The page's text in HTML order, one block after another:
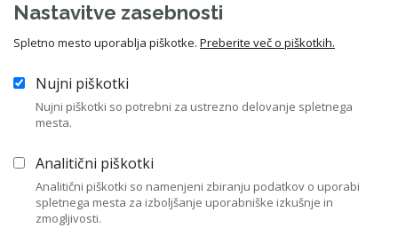
26. 11. 2026 od 08:30
Seminar
Vsi dogodki
Sorodne novice
Nastavitve zasebnosti
Spletno mesto uporablja piškotke. Preberite več o piškotkih.
Nujni piškotki
Nujni piškotki so potrebni za ustrezno delovanje spletnega
mesta.
Analitični piškotki
Analitični piškotki so namenjeni zbiranju podatkov o uporabi
spletnega mesta za izboljšanje uporabniške izkušnje in
zmogljivosti.